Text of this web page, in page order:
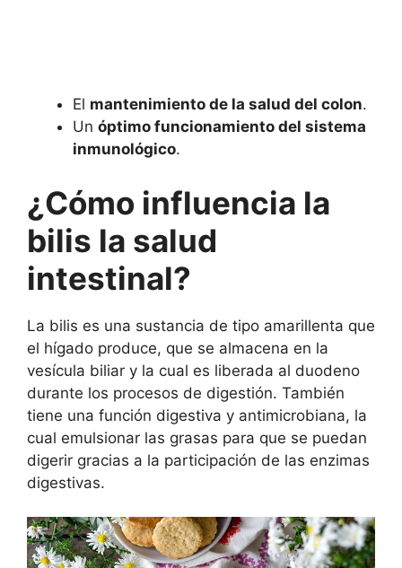
El mantenimiento de la salud del colon.
Un óptimo funcionamiento del sistema
inmunológico.
¿Cómo influencia la
bilis la salud
intestinal?
La bilis es una sustancia de tipo amarillenta que
el hígado produce, que se almacena en la
vesícula biliar y la cual es liberada al duodeno
durante los procesos de digestión. También
tiene una función digestiva y antimicrobiana, la
cual emulsionar las grasas para que se puedan
digerir gracias a la participación de las enzimas
digestivas.